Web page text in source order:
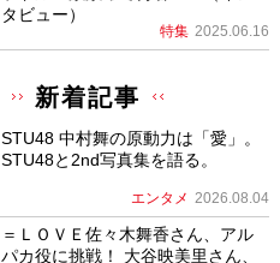
タビュー）
特集 2025.06.16
新着記事
STU48 中村舞の原動力は「愛」。
STU48と2nd写真集を語る。
エンタメ 2026.08.04
＝ＬＯＶＥ佐々木舞香さん、アル
パカ役に挑戦！ 大谷映美里さん、